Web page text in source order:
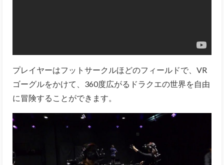
プレイヤーはフットサークルほどのフィールドで、VR
ゴーグルをかけて、360度広がるドラクエの世界を自由
に冒険することができます。